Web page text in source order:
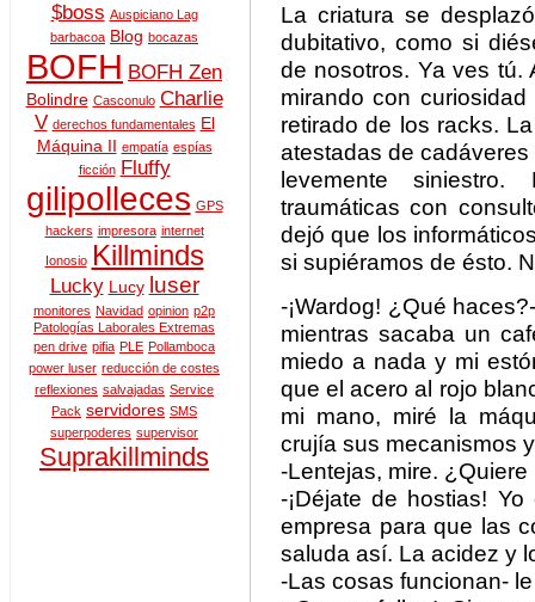
$boss Auspiciano Lag
barbacoa Blog bocazas
BOFH BOFH Zen
Bolindre Casconulo Charlie
V derechos fundamentales El
Máquina II empatía espías
ficción
Fluffy
gilipolleces GPS
hackers impresora internet
Ionosio Killminds
Lucky Lucy luser
monitores Navidad opinion p2p
Patologías Laborales Extremas
pen drive pifia PLE Pollamboca
power luser reducción de costes
reflexiones salvajadas Service
Pack servidores SMS
superpoderes supervisor
Suprakillminds
La criatura se
dubitativo, como si
de nosotros. Ya ves tú.
mirando con
retirado de los racks.
atestadas de
levemente
traumáticas con
dejó que los
si supiéramos de ésto.
-¡Wardog! ¿Qué
mientras sacaba un
miedo a nada y mi
que el acero al rojo
mi mano, miré la
crujía sus mecanismos
-Lentejas, mire. ¿Quiere
-¡Déjate de hostias!
empresa para que las
saluda así. La acidez y
-Las cosas funcionan-